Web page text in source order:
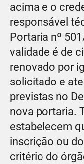
acima e o
responsável
Portaria nº
validade é de
renovado por
solicitado e
previstas no
nova portaria.
estabelecem
inscrição ou
critério do